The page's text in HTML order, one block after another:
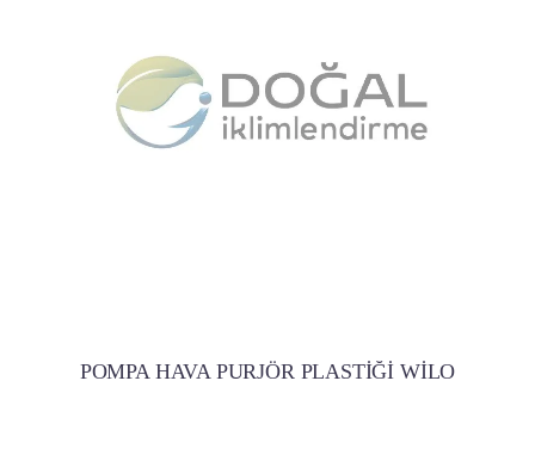
POMPA HAVA PURJÖR PLASTİĞİ WİLO